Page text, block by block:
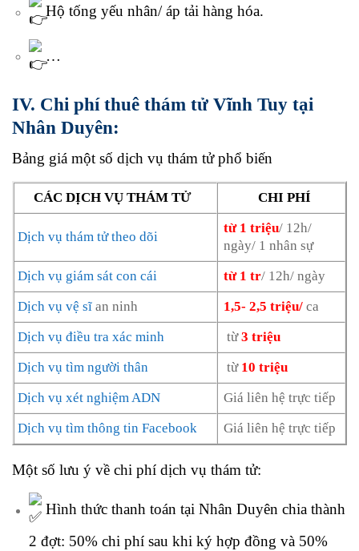
Hộ tống yếu nhân/ áp tải hàng hóa.
…
IV. Chi phí thuê thám tử Vĩnh Tuy tại
Nhân Duyên:
Bảng giá một số dịch vụ thám tử phổ biến
CÁC DỊCH VỤ THÁM TỬ CHI PHÍ
Dịch vụ thám tử theo dõi
từ 1 triệu/ 12h/
ngày/ 1 nhân sự
Dịch vụ giám sát con cái
từ 1 tr/ 12h/ ngày
Dịch vụ vệ sĩ an ninh 1,5- 2,5 triệu/ ca
Dịch vụ điều tra xác minh
từ3 triệu
Dịch vụ tìm người thân
từ 10 triệu
Dịch vụ xét nghiệm ADN
Giá liên hệ trực tiếp
Dịch vụ tìm thông tin Facebook
Giá liên hệ trực tiếp
Một số lưu ý về chi phí dịch vụ thám tử:
Hình thức thanh toán tại Nhân Duyên chia thành
2 đợt: 50% chi phí sau khi ký hợp đồng và 50%